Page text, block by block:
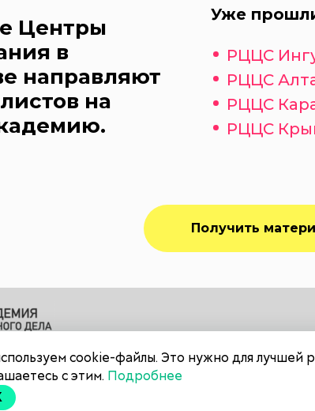
Центры
в
направляют
на
Уже
РЦЦС
РЦЦС
РЦЦС
РЦЦС
Получить
cookie-файлы. Это нужно для лучшей
с этим. Подробнее